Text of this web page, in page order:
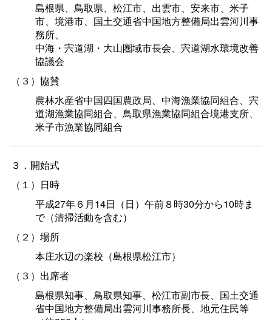
島根県、鳥取県、松江市、出雲市、安来市、米子
市、境港市、国土交通省中国地方整備局出雲河川事
務所、
中海・宍道湖・大山圏域市長会、宍道湖水環境改善
協議会
（３）協賛
農林水産省中国四国農政局、中海漁業協同組合、宍
道湖漁業協同組合、鳥取県漁業協同組合境港支所、
米子市漁業協同組合
３．開始式
（１）日時
平成27年６月14日（日）午前８時30分から10時ま
で（清掃活動を含む）
（２）場所
本庄水辺の楽校（島根県松江市）
（３）出席者
島根県知事、鳥取県知事、松江市副市長、国土交通
省中国地方整備局出雲河川事務所長、地元住民等